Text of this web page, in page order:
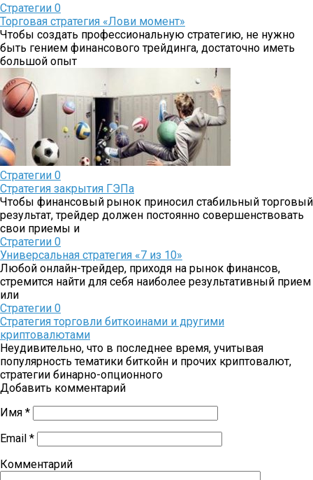
Стратегии 0
Торговая стратегия «Лови момент»
Чтобы создать профессиональную стратегию, не нужно
быть гением финансового трейдинга, достаточно иметь
большой опыт
Стратегии 0
Стратегия закрытия ГЭПа
Чтобы финансовый рынок приносил стабильный торговый
результат, трейдер должен постоянно совершенствовать
свои приемы и
Стратегии 0
Универсальная стратегия «7 из 10»
Любой онлайн-трейдер, приходя на рынок финансов,
стремится найти для себя наиболее результативный прием
или
Стратегии 0
Стратегия торговли биткоинами и другими
криптовалютами
Неудивительно, что в последнее время, учитывая
популярность тематики биткойн и прочих криптовалют,
стратегии бинарно-опционного
Добавить комментарий
Имя *
Email *
Комментарий